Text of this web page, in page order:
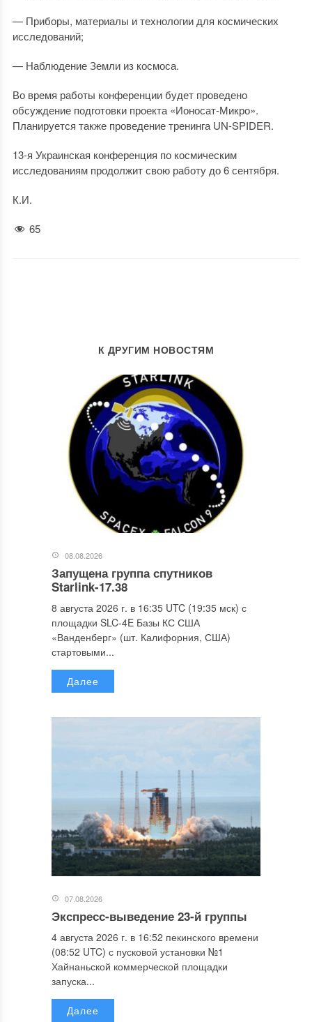
— Приборы, материалы и технологии для космических
исследований;
— Наблюдение Земли из космоса.
Во время работы конференции будет проведено
обсуждение подготовки проекта «Ионосат-Микро».
Планируется также проведение тренинга UN-SPIDER.
13-я Украинская конференция по космическим
исследованиям продолжит свою работу до 6 сентября.
К.И.
65
К ДРУГИМ НОВОСТЯМ
08.08.2026
Запущена группа спутников
Starlink-17.38
8 августа 2026 г. в 16:35 UTC (19:35 мск) с
площадки SLC-4E Базы КС США
«Ванденберг» (шт. Калифорния, США)
стартовыми...
Далее
07.08.2026
Экспресс-выведение 23-й группы
4 августа 2026 г. в 16:52 пекинского времени
(08:52 UTC) с пусковой установки №1
Хайнаньской коммерческой площадки
запуска...
Далее